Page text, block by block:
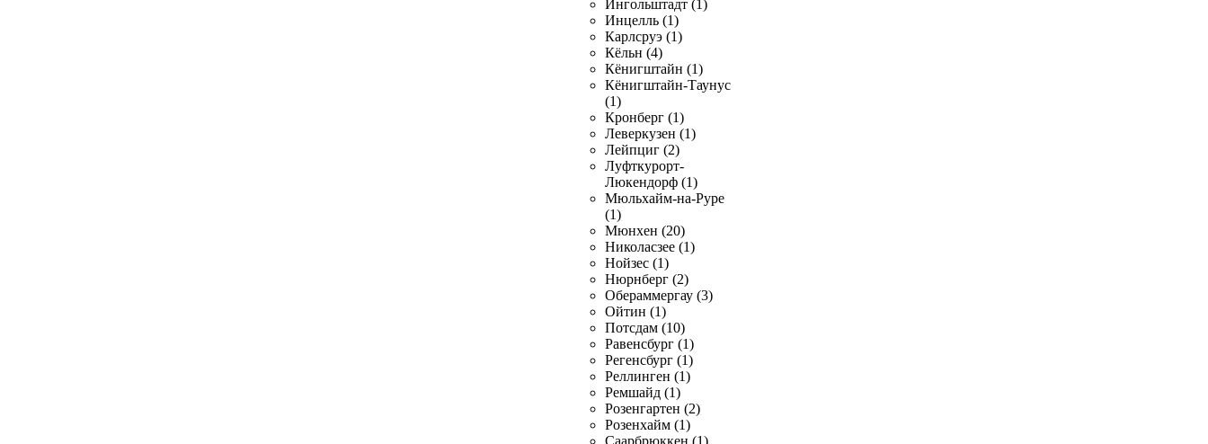
Ингольштадт (1)
Инцелль (1)
Карлсруэ (1)
Кёльн (4)
Кёнигштайн (1)
Кёнигштайн-Таунус
(1)
Кронберг (1)
Леверкузен (1)
Лейпциг (2)
Луфткурорт-
Люкендорф (1)
Мюльхайм-на-Руре
(1)
Мюнхен (20)
Николасзее (1)
Нойзес (1)
Нюрнберг (2)
Обераммергау (3)
Ойтин (1)
Потсдам (10)
Равенсбург (1)
Регенсбург (1)
Реллинген (1)
Ремшайд (1)
Розенгартен (2)
Розенхайм (1)
Саарбрюккен (1)